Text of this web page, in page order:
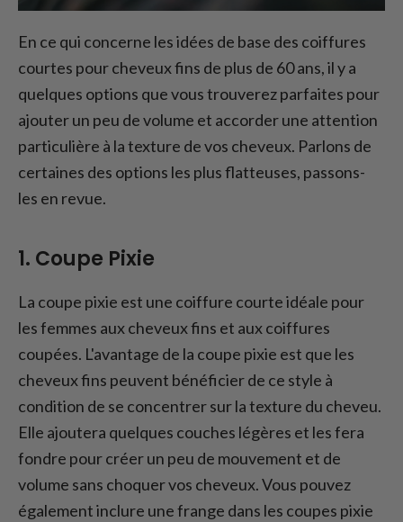
En ce qui concerne les idées de base des coiffures
courtes pour cheveux fins de plus de 60 ans, il y a
quelques options que vous trouverez parfaites pour
ajouter un peu de volume et accorder une attention
particulière à la texture de vos cheveux. Parlons de
certaines des options les plus flatteuses, passons-
les en revue.
1. Coupe Pixie
La coupe pixie est une coiffure courte idéale pour
les femmes aux cheveux fins et aux coiffures
coupées. L'avantage de la coupe pixie est que les
cheveux fins peuvent bénéficier de ce style à
condition de se concentrer sur la texture du cheveu.
Elle ajoutera quelques couches légères et les fera
fondre pour créer un peu de mouvement et de
volume sans choquer vos cheveux. Vous pouvez
également inclure une frange dans les coupes pixie